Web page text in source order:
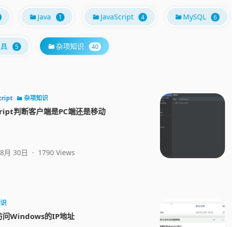
Java 1 JavaScript 4 MySQL 6
5 杂项知识 40
杂项知识
判断客户端是PC端还是移动
月 30日 · 1790 Views
问Windows的IP地址